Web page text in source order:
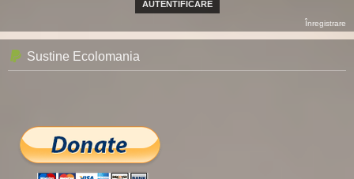
Înregistrare
Sustine Ecolomania